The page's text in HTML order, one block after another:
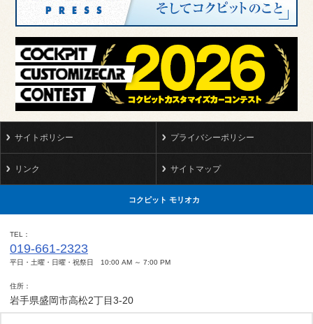
サイトポリシー プライバシーポリシー
リンク サイトマップ
コクピット モリオカ
TEL
019-661-2323
平日・土曜・日曜・祝祭日 10:00 AM ～ 7:00 PM
住所
岩手県盛岡市高松2丁目3-20